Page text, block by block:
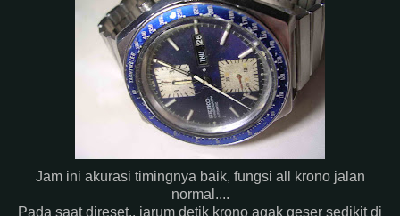
Jam ini akurasi timingnya baik, fungsi all krono jalan
normal....
Pada saat direset.. jarum detik krono agak geser sedikit di